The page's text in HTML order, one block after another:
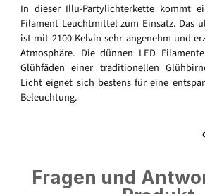
In dieser Illu-Partylichterkette kommt
Filament Leuchtmittel zum Einsatz. Das
ist mit 2100 Kelvin sehr angenehm und
Atmosphäre. Die dünnen LED
Glühfäden einer traditionellen
Licht eignet sich bestens für eine
Beleuchtung.
Fragen und